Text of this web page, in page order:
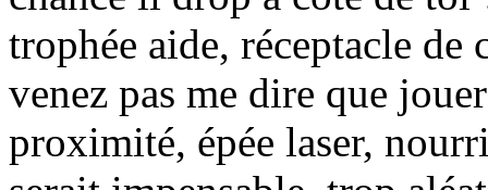
trophée aide, réceptacle de
venez pas me dire que
proximité, épée laser,